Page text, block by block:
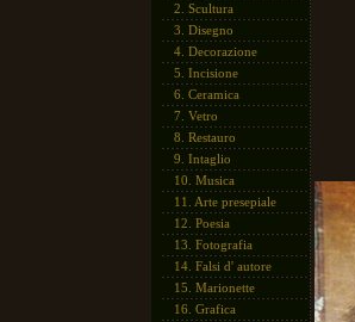
2. Scultura
3. Disegno
4. Decorazione
5. Incisione
6. Ceramica
7. Vetro
8. Restauro
9. Intaglio
10. Musica
11. Arte presepiale
12. Poesia
13. Fotografia
14. Falsi d' autore
15. Marionette
16. Grafica